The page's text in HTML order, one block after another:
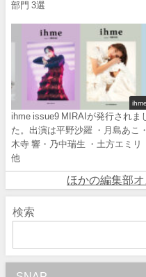
部門 3選
ihme
ihme issue9 MIRAIが発行されま
た。出演は平野沙羅 ・月島あこ・
木寺 響・乃中瑞生 ・土方エミリ
他
ほかの編集部
検索